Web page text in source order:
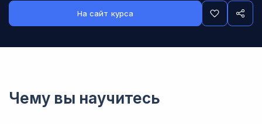
На сайт курса
Чему вы научитесь